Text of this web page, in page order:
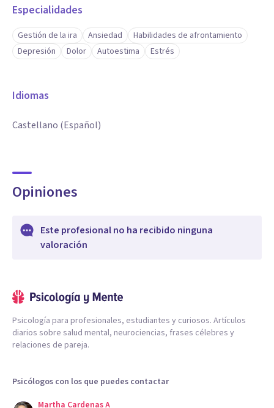
Especialidades
Gestión de la ira Ansiedad
Habilidades de afrontamiento
Depresión
Dolor Autoestima Estrés
Idiomas
Castellano (Español)
Opiniones
Este profesional no ha recibido ninguna
valoración
Psicología para profesionales, estudiantes y curiosos. Artículos
diarios sobre salud mental, neurociencias, frases célebres y
relaciones de pareja.
Psicólogos con los que puedes contactar
Martha Cardenas A